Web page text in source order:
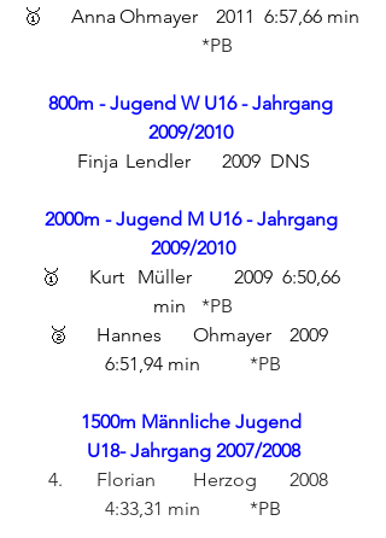
🥇	Anna	Ohmayer	2011	6:57,66 min
*PB
800m - Jugend W U16 - Jahrgang
2009/2010
Finja	Lendler	2009	DNS
2000m - Jugend M U16 - Jahrgang
2009/2010
🥇	Kurt	Müller	2009	6:50,66
*PB
🥈	Hannes	Ohmayer	2009
*PB
1500m Männliche Jugend
U18- Jahrgang 2007/2008
4.	Florian	Herzog	2008
4:33,31 min	*PB